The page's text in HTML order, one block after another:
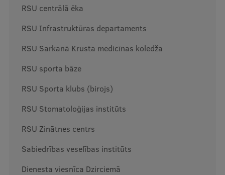
RSU centrālā ēka
RSU Infrastruktūras departaments
RSU Sarkanā Krusta medicīnas koledža
RSU sporta bāze
RSU Sporta klubs (birojs)
RSU Stomatoloģijas institūts
RSU Zinātnes centrs
Sabiedrības veselības institūts
Dienesta viesnīca Dzirciemā